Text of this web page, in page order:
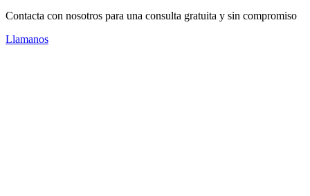
Contacta con nosotros para una consulta gratuita y sin compromiso
Llamanos